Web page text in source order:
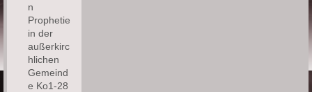
n
Prophetie
in der
außerkirc
hlichen
Gemeind
e Ko1-28